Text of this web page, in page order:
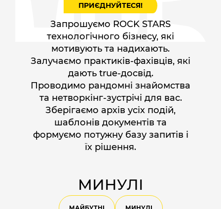
ПРИЄДНУЙТЕСЯ!
Запрошуємо ROCK STARS
технологічного бізнесу, які
мотивують та надихають.
Залучаємо практиків-фахівців, які
дають true-досвід.
Проводимо рандомні знайомства
та нетворкінг-зустрічі для вас.
Зберігаємо архів усіх подій,
шаблонів документів та
формуємо потужну базу запитів і
їх рішення.
МИНУЛІ